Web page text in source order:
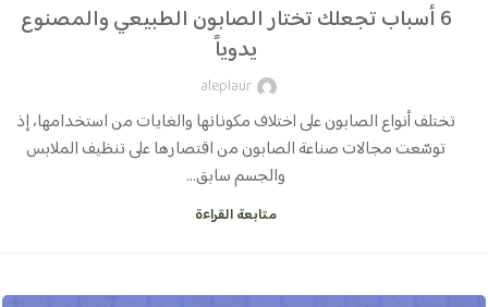
6 أسباب تجعلك تختار الصابون الطبيعي والمصنوع
يدوياً
aleplaur
تختلف أنواع الصابون على اختلاف مكوناتها والغايات من استخدامها، إذ
توسّعت مجالات صناعة الصابون من اقتصارها على تنظيف الملابس
والجسم سابق...
متابعة القراءة